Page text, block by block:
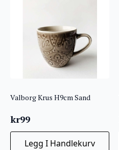
Valborg Krus H9cm Sand
kr99
Legg I Handlekurv